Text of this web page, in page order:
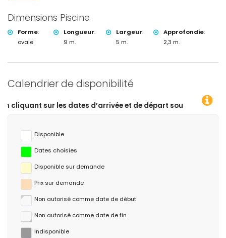
Dimensions Piscine
Forme:
ovale
Longueur:
9 m.
Largeur:
5 m.
Approfondie:
2,3 m.
Calendrier de disponibilité
d’arrivée et de départ souhaitées !
Disponible
Dates choisies
Disponible sur demande
Prix ​​sur demande
Non autorisé comme date de début
Non autorisé comme date de fin
Indisponible